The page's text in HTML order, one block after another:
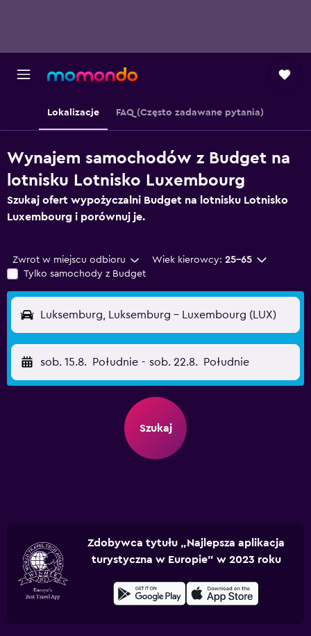
Lokalizacje FAQ (Często zadawane pytania)
Wynajem samochodów z Budget na
lotnisku Lotnisko Luxembourg
Szukaj ofert wypożyczalni Budget na lotnisku Lotnisko
Luxembourg i porównuj je.
Zwrot w miejscu odbioru Wiek kierowcy: 25-65
Tylko samochody z Budget
Luksemburg, Luksemburg - Luxembourg (LUX)
sob. 15.8. Południe - sob. 22.8. Południe
Szukaj
Zdobywca tytułu „Najlepsza aplikacja
turystyczna w Europie” w 2023 roku